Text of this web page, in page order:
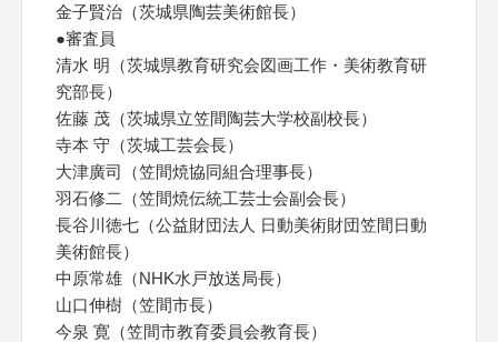
金子賢治（茨城県陶芸美術館長）
●審査員
清水 明（茨城県教育研究会図画工作・美術教育研
究部長）
佐藤 茂（茨城県立笠間陶芸大学校副校長）
寺本 守（茨城工芸会長）
大津廣司（笠間焼協同組合理事長）
羽石修二（笠間焼伝統工芸士会副会長）
長谷川徳七（公益財団法人 日動美術財団笠間日動
美術館長）
中原常雄（NHK水戸放送局長）
山口伸樹（笠間市長）
今泉 寛（笠間市教育委員会教育長）